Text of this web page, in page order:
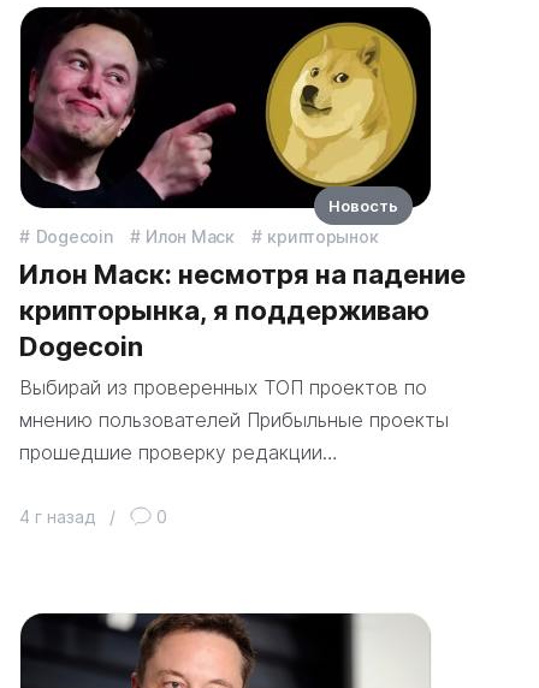
Dogecoin Илон Маск крипторынок
Илон Маск: несмотря на падение
крипторынка, я поддерживаю
Dogecoin
Выбирай из проверенных ТОП проектов по
мнению пользователей Прибыльные проекты
прошедшие проверку редакции…
4 г назад / 0
Новость